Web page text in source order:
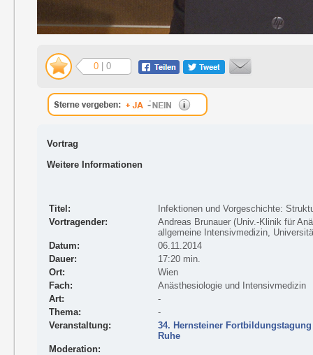
0 | 0
Vortrag
Weitere Informationen
Titel:
Infektionen und Vorgeschichte:
Vortragender:
Andreas Brunauer (Univ.-Klinik für
allgemeine Intensivmedizin,
Datum:
06.11.2014
Dauer:
17:20 min.
Ort:
Wien
Fach:
Anästhesiologie und Intensivmedizin
Art:
-
Thema:
-
Veranstaltung:
34. Hernsteiner
Ruhe
Moderation: